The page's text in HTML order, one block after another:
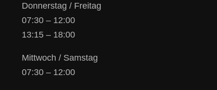
Donnerstag / Freitag
07:30 – 12:00
13:15 – 18:00
Mittwoch / Samstag
07:30 – 12:00